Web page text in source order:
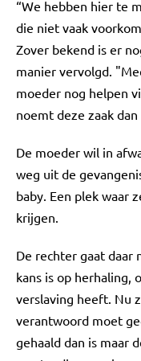
“We hebben hier te
die niet vaak
Zover bekend is er
manier vervolgd.
moeder nog helpen
noemt deze zaak
De moeder wil in
weg uit de
baby. Een plek waar
krijgen.
De rechter gaat daar
kans is op herhaling,
verslaving heeft. Nu
verantwoord moet
gehaald dan is maar